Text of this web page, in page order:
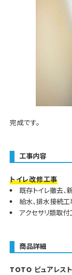
完成です。
工事内容
トイレ改修工事
既存トイレ撤去、
給水、排水接続工
アクセサリ類取付
商品詳細
TOTO ピュアレス